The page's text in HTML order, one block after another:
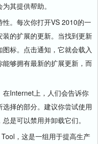
其提供帮助。
。每次你打开VS 2010的一
的扩展的更新。当找到更新
标。点击通知，它就会载入
够拥有最新的扩展更新，而
Internet上，人们会告诉你
择的部分。建议你尝试使用
是可以禁用并卸载它们。
，这是一组用于提高生产